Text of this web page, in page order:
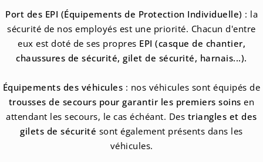
Port des EPI (Équipements de Protection Individuelle) : la
sécurité de nos employés est une priorité. Chacun d'entre
eux est doté de ses propres EPI (casque de chantier,
chaussures de sécurité, gilet de sécurité, harnais...).
Équipements des véhicules : nos véhicules sont équipés de
trousses de secours pour garantir les premiers soins en
attendant les secours, le cas échéant. Des triangles et des
gilets de sécurité sont également présents dans les
véhicules.